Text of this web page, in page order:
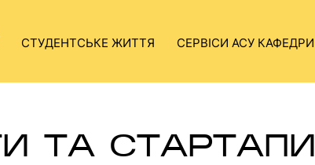
СТУДЕНТСЬКЕ ЖИТТЯ СЕРВІСИ АСУ КАФЕДРИ
ТА СТАРТАПИ